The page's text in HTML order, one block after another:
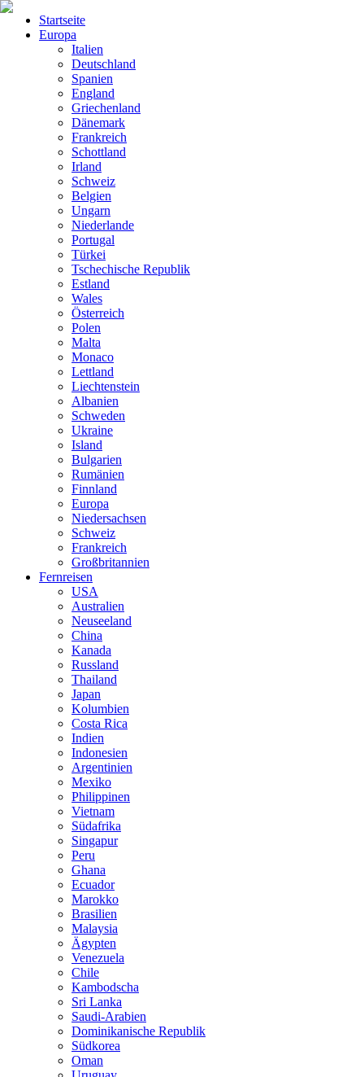
Startseite
Europa
Italien
Deutschland
Spanien
England
Griechenland
Dänemark
Frankreich
Schottland
Irland
Schweiz
Belgien
Ungarn
Niederlande
Portugal
Türkei
Tschechische Republik
Estland
Wales
Österreich
Polen
Malta
Monaco
Lettland
Liechtenstein
Albanien
Schweden
Ukraine
Island
Bulgarien
Rumänien
Finnland
Europa
Niedersachsen
Schweiz
Frankreich
Großbritannien
Fernreisen
USA
Australien
Neuseeland
China
Kanada
Russland
Thailand
Japan
Kolumbien
Costa Rica
Indien
Indonesien
Argentinien
Mexiko
Philippinen
Vietnam
Südafrika
Singapur
Peru
Ghana
Ecuador
Marokko
Brasilien
Malaysia
Ägypten
Venezuela
Chile
Kambodscha
Sri Lanka
Saudi-Arabien
Dominikanische Republik
Südkorea
Oman